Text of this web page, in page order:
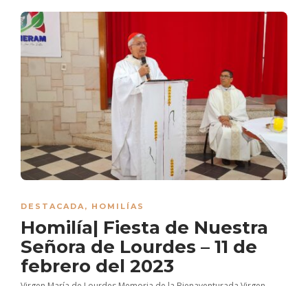
DESTACADA , HOMILÍAS
Homilía| Fiesta de Nuestra
Señora de Lourdes – 11 de
febrero del 2023